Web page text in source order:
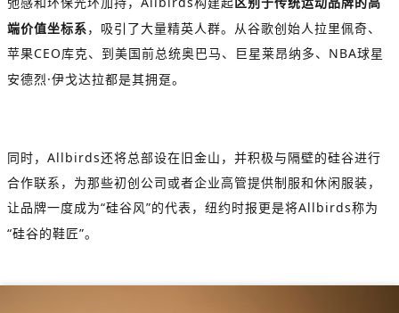
端价值坐标系，吸引了大量精英人群。从谷歌创始人拉里佩奇、
苹果CEO库克、到美国前总统奥巴马、巨星莱昂纳多、 NBA球星
安德烈·伊戈达拉都是其拥趸。
同时， Allbirds还将总部设在旧金山，并积极与隔壁的硅谷进行
合作联系，为那些初创公司或者企业高管提供制服和休闲服装，
让品牌一度成为“硅谷风”的代表，纽约时报更是将Allbirds称为
“硅谷的鞋匠”。